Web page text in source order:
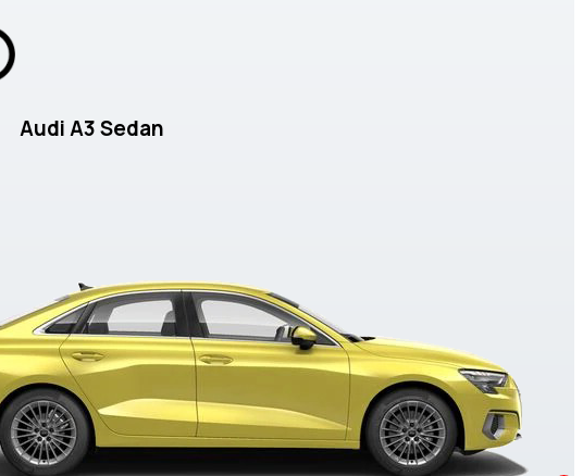
Audi A3 Sedan